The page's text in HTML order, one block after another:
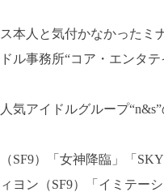
本人と気付かなかったミ
ル事務所“コア・エンタ
気アイドルグループ
SF9）「女神降臨」「
ヨン（SF9）「イミテー